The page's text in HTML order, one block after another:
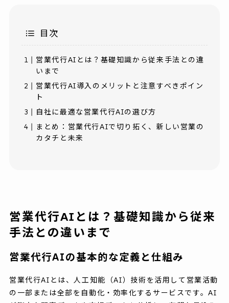
目次
営業代行AIとは？基礎知識から従来手法との違
いまで
営業代行AI導入のメリットと注意すべきポイン
ト
自社に最適な営業代行AIの選び方
まとめ：営業代行AIで切り拓く、新しい営業の
カタチと未来
営業代行AIとは？基礎知識から従来
手法との違いまで
営業代行AIの基本的な定義と仕組み
営業代行AIとは、人工知能（AI）技術を活用して営業活動
の一部または全部を自動化・効率化するサービスです。AI